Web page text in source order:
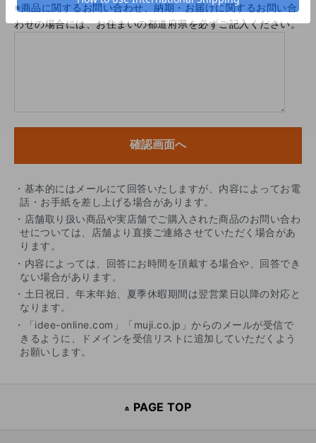
※商品に関するお問い合わせ、納期・お届けに関するお問い合
わせの場合には、お住まいの都道府県を必ずご記入ください。
・基本的にはメールにて回答いたしますが、内容によってお電
話・お手紙を差し上げる場合があります。
・店舗取り扱い商品や実店舗でご購入された商品のお問い合わ
せについては、店舗より直接ご連絡させていただく場合があ
ります。
・内容によっては、回答にお時間を頂戴する場合や、回答でき
ない場合があります。
・土日祝日、年末年始、夏季休暇期間は翌営業日以降の対応と
なります。
・「idee-online.com」「muji.co.jp」からのメールが受信で
きるように、ドメインを受信リストに追加していただくよう
お願いします。
PAGE TOP